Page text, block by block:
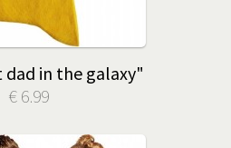
dad in the galaxy"
€ 6.99